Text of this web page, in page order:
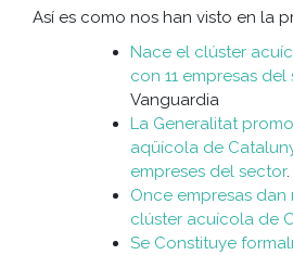
Así es como nos han visto en la
Nace el clúster
con 11 empresas del
Vanguardia
La Generalitat
aqüícola de
empreses del sector
Once empresas dan
clúster acuícola de
Se Constituye